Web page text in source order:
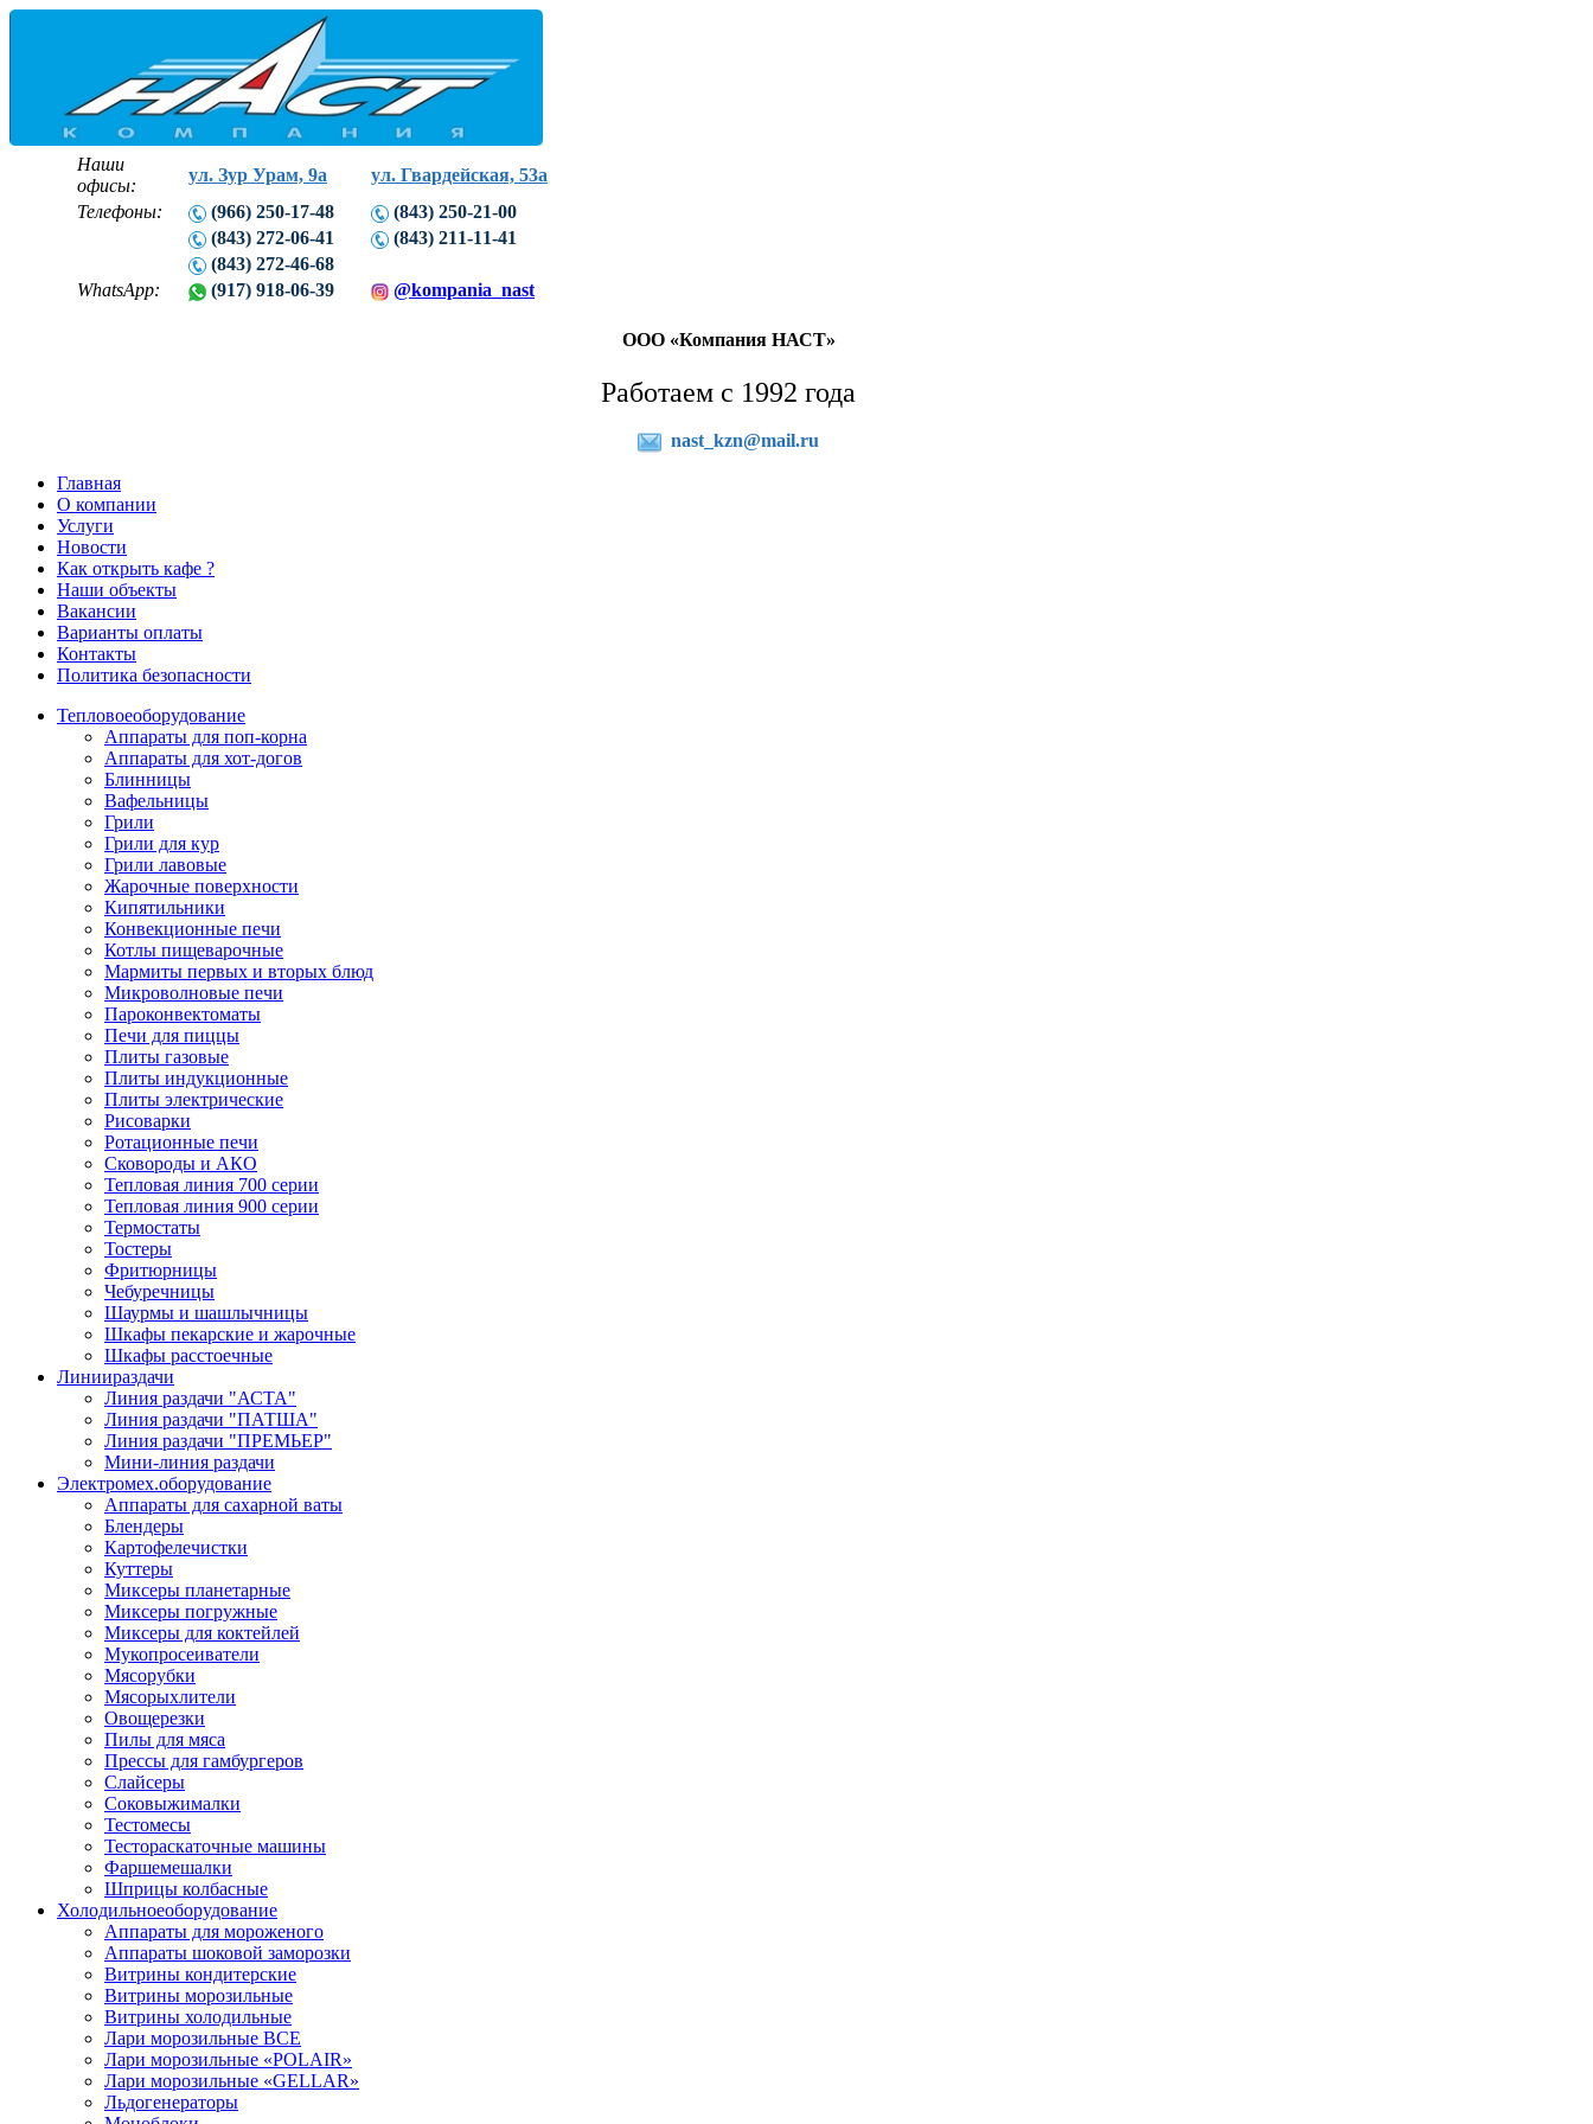
Наши
офисы:
ул. Зур Урам, 9а
ул. Гвардейская, 53а
Телефоны:
(966) 250-17-48
(843) 250-21-00
(843) 272-06-41
(843) 211-11-41
(843) 272-46-68
WhatsApp:
(917) 918-06-39 @kompania_nast
ООО «Компания НАСТ»
Работаем с 1992 года
nast_kzn@mail.ru
Главная
О компании
Услуги
Новости
Как открыть кафе ?
Наши объекты
Вакансии
Варианты оплаты
Контакты
Политика безопасности
Тепловоеоборудование
Аппараты для поп-корна
Аппараты для хот-догов
Блинницы
Вафельницы
Грили
Грили для кур
Грили лавовые
Жарочные поверхности
Кипятильники
Конвекционные печи
Котлы пищеварочные
Мармиты первых и вторых блюд
Микроволновые печи
Пароконвектоматы
Печи для пиццы
Плиты газовые
Плиты индукционные
Плиты электрические
Рисоварки
Ротационные печи
Сковороды и АКО
Тепловая линия 700 серии
Тепловая линия 900 серии
Термостаты
Тостеры
Фритюрницы
Чебуречницы
Шаурмы и шашлычницы
Шкафы пекарские и жарочные
Шкафы расстоечные
Линиираздачи
Линия раздачи "АСТА"
Линия раздачи "ПАТША"
Линия раздачи "ПРЕМЬЕР"
Мини-линия раздачи
Электромех.оборудование
Аппараты для сахарной ваты
Блендеры
Картофелечистки
Куттеры
Миксеры планетарные
Миксеры погружные
Миксеры для коктейлей
Мукопросеиватели
Мясорубки
Мясорыхлители
Овощерезки
Пилы для мяса
Прессы для гамбургеров
Слайсеры
Соковыжималки
Тестомесы
Тестораскаточные машины
Фаршемешалки
Шприцы колбасные
Холодильноеоборудование
Аппараты для мороженого
Аппараты шоковой заморозки
Витрины кондитерские
Витрины морозильные
Витрины холодильные
Лари морозильные ВСЕ
Лари морозильные «POLAIR»
Лари морозильные «GELLAR»
Льдогенераторы